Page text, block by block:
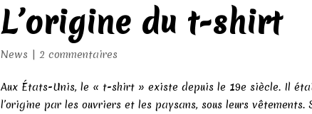
L’origine du t-shirt
News |2 commentaires
Aux États-Unis, le « t-shirt » existe depuis le 19e siècle. Il
l’origine par les ouvriers et les paysans, sous leurs vêtements.